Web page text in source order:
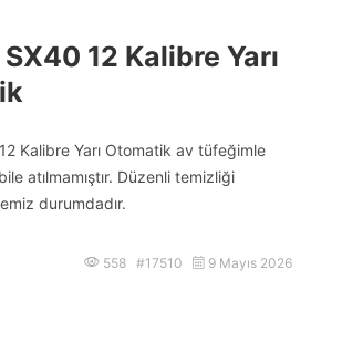
12 Kalibre Yarı
Kalibre Yarı Otomatik av tüfeğimle
atılmamıştır. Düzenli temizliği
durumdadır.
558 #17510 9 Mayıs 2026